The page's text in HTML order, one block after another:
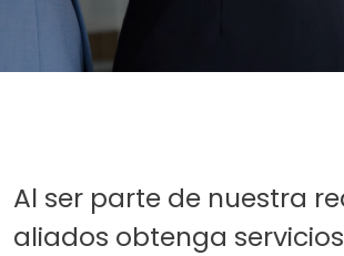
Al ser parte de nuestra
aliados obtenga servicios